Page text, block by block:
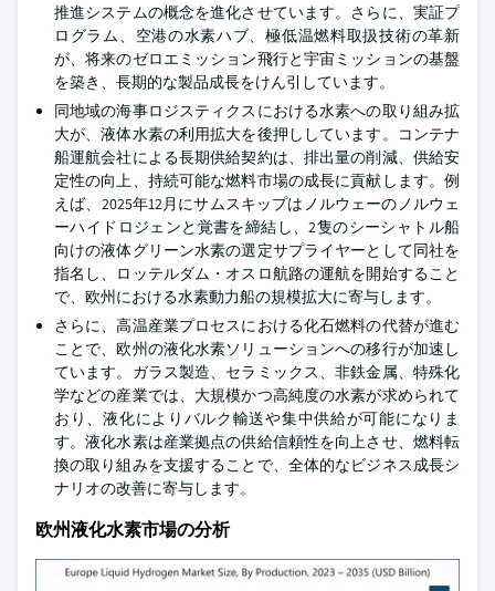
推進システムの概念を進化させています。さらに、実証プ
ログラム、空港の水素ハブ、極低温燃料取扱技術の革新
が、将来のゼロエミッション飛行と宇宙ミッションの基盤
を築き、長期的な製品成長をけん引しています。
同地域の海事ロジスティクスにおける水素への取り組み拡
大が、液体水素の利用拡大を後押ししています。コンテナ
船運航会社による長期供給契約は、排出量の削減、供給安
定性の向上、持続可能な燃料市場の成長に貢献します。例
えば、2025年12月にサムスキップはノルウェーのノルウェ
ーハイドロジェンと覚書を締結し、2隻のシーシャトル船
向けの液体グリーン水素の選定サプライヤーとして同社を
指名し、ロッテルダム・オスロ航路の運航を開始すること
で、欧州における水素動力船の規模拡大に寄与します。
さらに、高温産業プロセスにおける化石燃料の代替が進む
ことで、欧州の液化水素ソリューションへの移行が加速し
ています。ガラス製造、セラミックス、非鉄金属、特殊化
学などの産業では、大規模かつ高純度の水素が求められて
おり、液化によりバルク輸送や集中供給が可能になりま
す。液化水素は産業拠点の供給信頼性を向上させ、燃料転
換の取り組みを支援することで、全体的なビジネス成長シ
ナリオの改善に寄与します。
欧州液化水素市場の分析